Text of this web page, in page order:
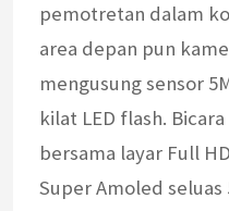
pemotretan dalam
area depan pun
mengusung sensor
kilat LED flash.
bersama layar Full
Super Amoled seluas